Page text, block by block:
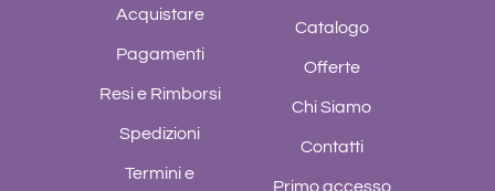
Acquistare
Pagamenti
Resi e Rimborsi
Spedizioni
Termini e
Catalogo
Offerte
Chi Siamo
Contatti
Primo accesso